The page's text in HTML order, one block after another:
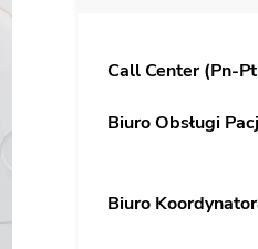
Call Center (Pn-
Biuro Obsługi
Biuro